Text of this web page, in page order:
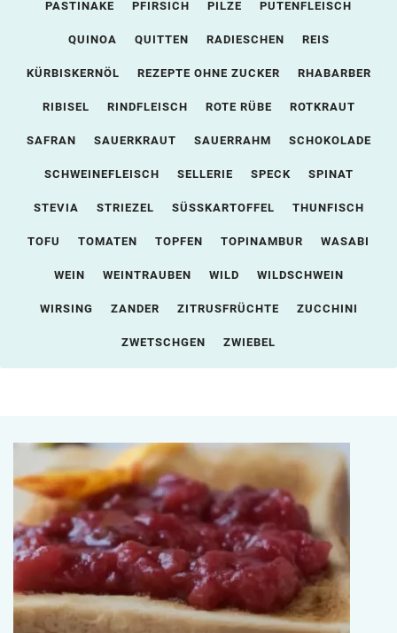
PASTINAKE PFIRSICH PILZE PUTENFLEISCH
QUINOA QUITTEN RADIESCHEN REIS
KÜRBISKERNÖL REZEPTE OHNE ZUCKER RHABARBER
RIBISEL RINDFLEISCH ROTE RÜBE ROTKRAUT
SAFRAN SAUERKRAUT SAUERRAHM SCHOKOLADE
SCHWEINEFLEISCH SELLERIE SPECK SPINAT
STEVIA STRIEZEL SÜSSKARTOFFEL THUNFISCH
TOFU TOMATEN TOPFEN TOPINAMBUR WASABI
WEIN WEINTRAUBEN WILD WILDSCHWEIN
WIRSING ZANDER ZITRUSFRÜCHTE ZUCCHINI
ZWETSCHGEN ZWIEBEL